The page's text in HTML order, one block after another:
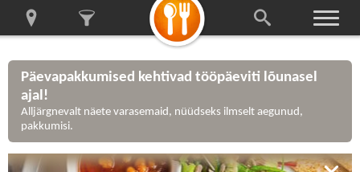
Päevapakkumised kehtivad tööpäeviti lõunasel
ajal!
Alljärgnevalt näete varasemaid, nüüdseks ilmselt aegunud,
pakkumisi.